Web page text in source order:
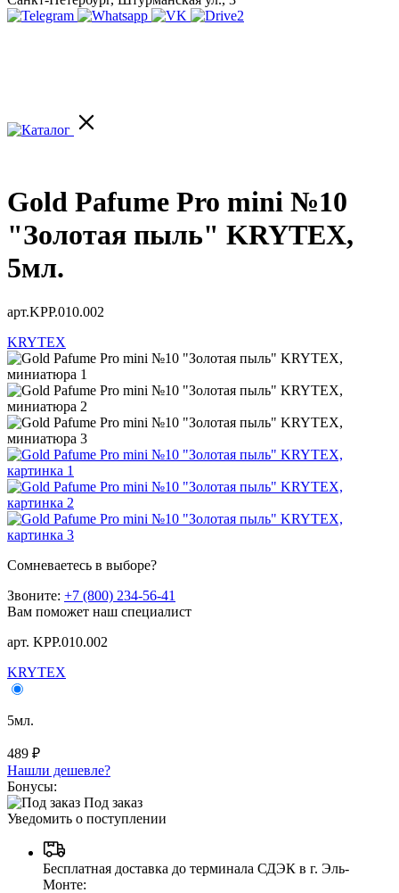
Gold Pafume Pro mini №10
"Золотая пыль" KRYTEX,
5мл.
арт.KРР.010.002
KRYTEX
Сомневаетесь в выборе?
Звоните: +7 (800) 234-56-41
Вам поможет наш специалист
арт. KРР.010.002
KRYTEX
5мл.
489 ₽
Нашли дешевле?
Бонусы:
Под заказ
Уведомить о поступлении
Бесплатная доставка до терминала СДЭК в г. Эль-
Монте: